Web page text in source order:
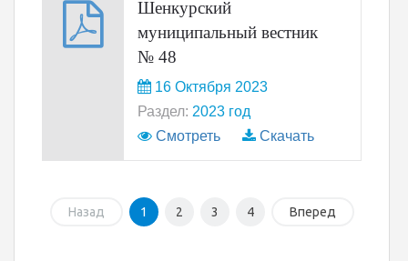
Шенкурский
муниципальный вестник
№ 48
16 Октября 2023
Раздел: 2023 год
Смотреть
Скачать
Назад 1 2 3 4 Вперед